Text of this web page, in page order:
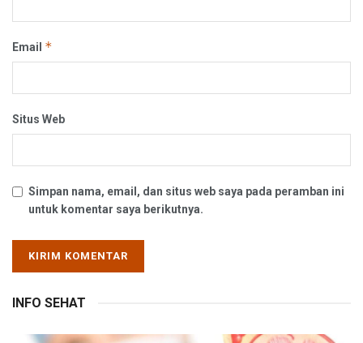
Email *
Situs Web
Simpan nama, email, dan situs web saya pada peramban ini
untuk komentar saya berikutnya.
INFO SEHAT